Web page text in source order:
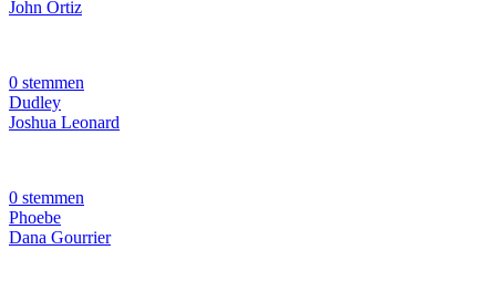
John Ortiz
0 stemmen
Dudley
Joshua Leonard
0 stemmen
Phoebe
Dana Gourrier